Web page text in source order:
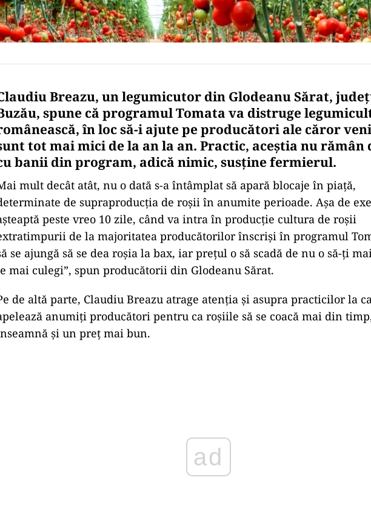
Breazu, un legumicutor din Glodeanu Sărat,
spune că programul Tomata va distruge
în loc să-i ajute pe producători ale căror
tot mai mici de la an la an. Practic, aceștia nu rămân
banii din program, adică nimic, susține fermierul.
mult decât atât, nu o dată s-a întâmplat să apară blocaje în piață,
de supraproducția de roșii în anumite perioade. Așa de
peste vreo 10 zile, când va intra în producție cultura de roșii
de la majoritatea producătorilor înscriși în programul
se ajungă să se dea roșia la bax, iar prețul o să scadă de nu o să-ți
mai culegi”, spun producătorii din Glodeanu Sărat.
de altă parte, Claudiu Breazu atrage atenția și asupra practicilor la
anumiți producători pentru ca roșiile să se coacă mai din
și un preț mai bun.